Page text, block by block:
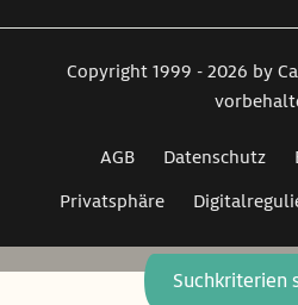
Suchkriterien
Copyright 1999 - 2026 by
AGB Datenschutz
Privatsphäre